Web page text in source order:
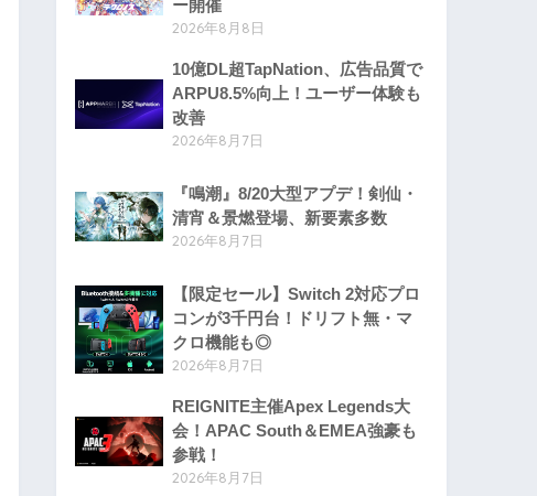
ー開催
2026年8月8日
10億DL超TapNation、広告品質で
ARPU8.5%向上！ユーザー体験も
改善
2026年8月7日
『鳴潮』8/20大型アプデ！剣仙・
清宵＆景燃登場、新要素多数
2026年8月7日
【限定セール】Switch 2対応プロ
コンが3千円台！ドリフト無・マ
クロ機能も◎
2026年8月7日
REIGNITE主催Apex Legends大
会！APAC South＆EMEA強豪も
参戦！
2026年8月7日